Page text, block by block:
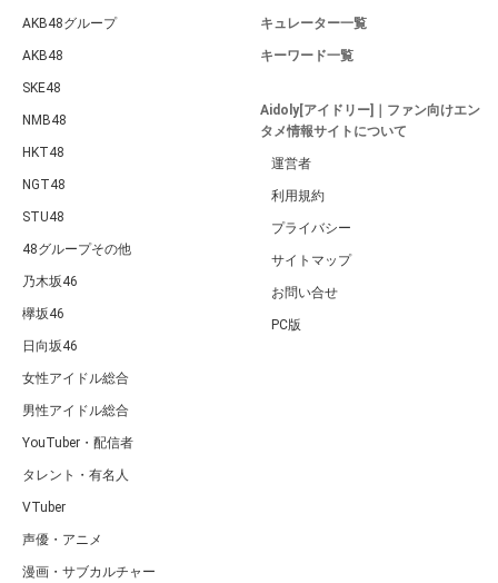
AKB48グループ
AKB48
SKE48
NMB48
HKT48
NGT48
STU48
48グループその他
乃木坂46
欅坂46
日向坂46
女性アイドル総合
男性アイドル総合
YouTuber・配信者
タレント・有名人
VTuber
声優・アニメ
漫画・サブカルチャー
キュレーター一覧
キーワード一覧
Aidoly[アイドリー]｜ファン向けエン
タメ情報サイトについて
運営者
利用規約
プライバシー
サイトマップ
お問い合せ
PC版